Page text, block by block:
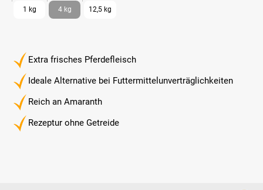
Extra frisches Pferdefleisch
Ideale Alternative bei Futtermittelunverträglichkeiten
Reich an Amaranth
Rezeptur ohne Getreide
1 kg 4 kg 12,5 kg